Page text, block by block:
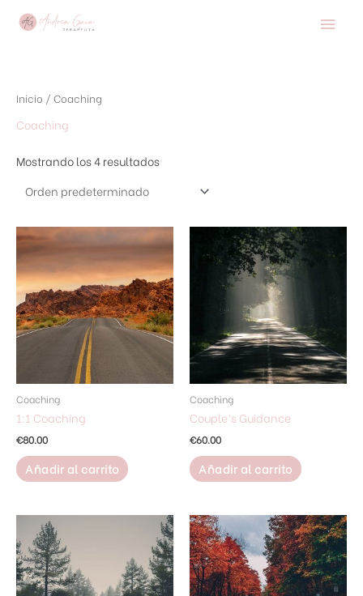
Inicio / Coaching
Coaching
Mostrando los 4 resultados
Coaching
1:1 Coaching
€80.00
Añadir al carrito
Coaching
Couple’s Guidance
€60.00
Añadir al carrito